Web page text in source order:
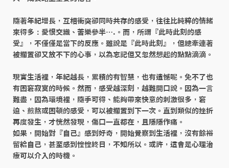
隨著年紀增長，互相衝突卻同時共存的感受，往往比純粹的情緒
來得多：愛恨交織、苦樂參半….。而，所謂『此時此刻的感
受』，不僅僅是當下的反應。雖說是『此時此刻』，但總牽連著
被擱置卻又放不下的心事，以為忘記但又忽然想起的點點滴滴。
現實生活裡，年紀越長，累積的有智慧，也有遺憾呢。免不了也
有困窘寂寞的時候。然而，感受越深刻，越難開口說。因為一言
難盡，因為環境裡，隨手可得、能夠帶來快意的刺激很多，窘
迫、煎熬或困頓的感受，可以被擱置到下一次。直到類似的挫折
再度發生，才恍然發現，傷口一直都在，且隱隱作痛。
如果，開始對『自己』感到好奇，開始覺察到生活裡，沒有餘裕
留給自己，甚至感到惶惶終日，不知所以。或許，這會是心理治
療可以介入的時機。